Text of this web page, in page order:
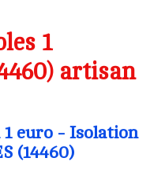
1
artisan
euro - Isolation
(14460)